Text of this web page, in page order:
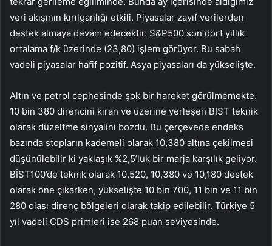
veri akışının kırılganlığı etkili. Piyasalar zayıf verilerden
destek almaya devam edecektir. S&P500 son dört yıllık
ortalama f/k üzerinde (23,80) işlem görüyor. Bu sabah
vadeli piyasalar hafif pozitif. Asya piyasaları da yükselişte.
Altın ve petrol cephesinde şok bir hareket görülmemekte.
10 bin 380 direncini kıran ve üzerine yerleşen BIST teknik
olarak düzeltme sinyalini bozdu. Bu çerçevede endeks
bazında stopların kademeli olarak 10,380 altına çekilmesi
düşünülebilir ki yaklaşık %2,5’luk bir marja karşılık geliyor.
BİST100’de teknik olarak 10,520, 10,380 ve 10,180 destek
olarak öne çıkarken, yükselişte 10 bin 700, 11 bin ve 11 bin
280 olası direnç bölgeleri olarak takip edilebilir. Türkiye 5
yıl vadeli CDS primleri ise 268 puan seviyesinde.